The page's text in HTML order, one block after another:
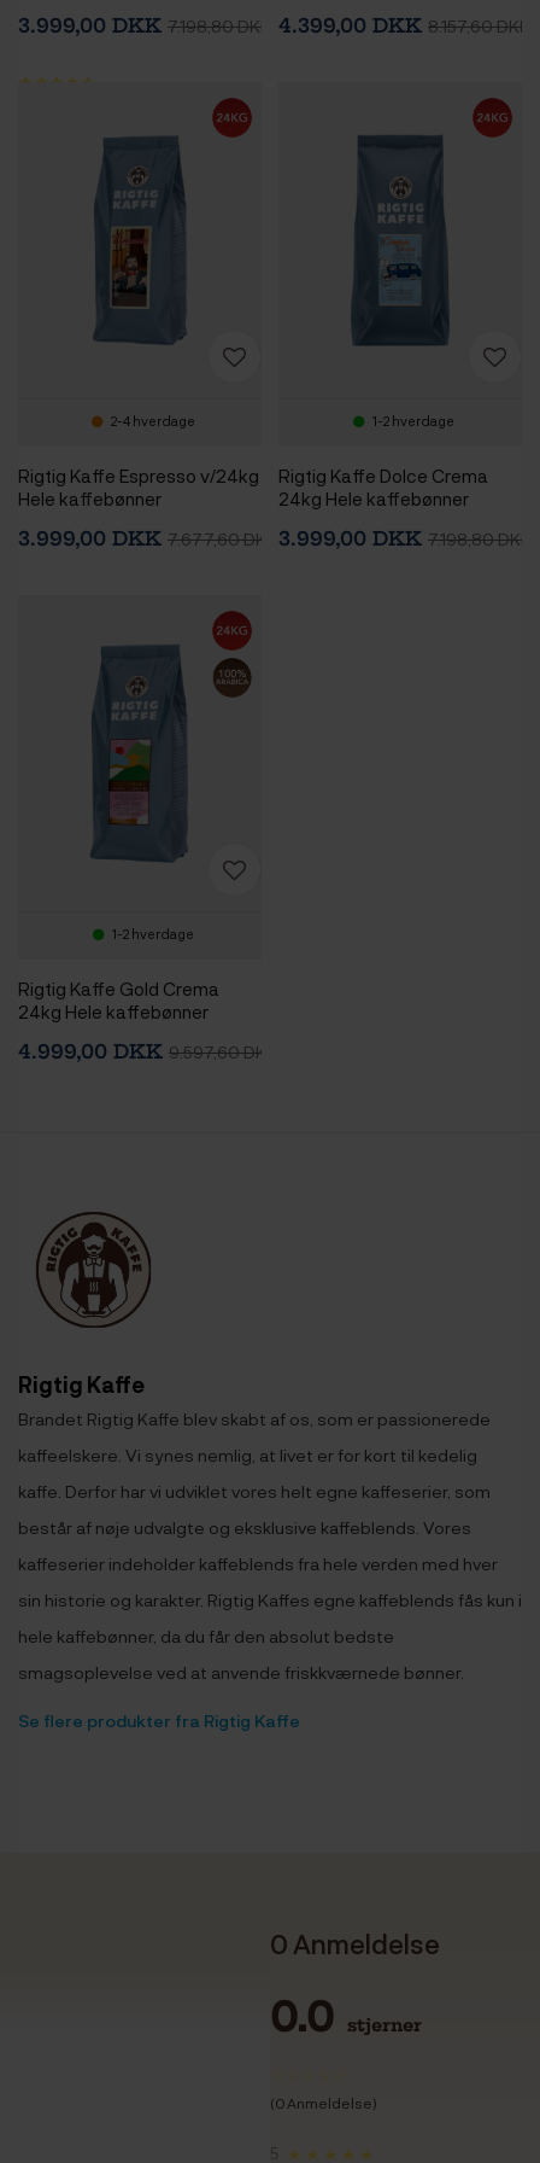
3.999,00 DKK 7.198,80 DKK 4.399,00 DKK 8.157,60 DKK
2-4 hverdage
Rigtig Kaffe Espresso v/24kg
Hele kaffebønner
3.999,00 DKK 7.677,60 DKK
1-2 hverdage
Rigtig Kaffe Dolce Crema
24kg Hele kaffebønner
3.999,00 DKK 7.198,80 DKK
1-2 hverdage
Rigtig Kaffe Gold Crema
24kg Hele kaffebønner
4.999,00 DKK 9.597,60 DKK
Rigtig Kaffe
Brandet Rigtig Kaffe blev skabt af os, som er passionerede
kaffeelskere. Vi synes nemlig, at livet er for kort til kedelig
kaffe. Derfor har vi udviklet vores helt egne kaffeserier, som
består af nøje udvalgte og eksklusive kaffeblends. Vores
kaffeserier indeholder kaffeblends fra hele verden med hver
sin historie og karakter. Rigtig Kaffes egne kaffeblends fås kun i
hele kaffebønner, da du får den absolut bedste
smagsoplevelse ved at anvende friskkværnede bønner.
Se flere produkter fra Rigtig Kaffe
0 Anmeldelse
0.0 stjerner
(0 Anmeldelse)
5 ★★★★★